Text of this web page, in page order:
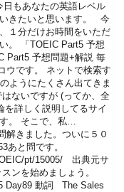
もあなたの英語レベル
きたいと思います。 今
１分だけお時間をいただ
。 「TOEIC Part5 予想
Part5 予想問題+解説 毎
ウです。 ネットで検索す
ようにたくさん出てきま
ないですが (ってか、全
を詳しく説明してるサイ
。 そこで、私…
きました。ついに５０
あと問です。
pt/15005/ 出典元サ
スンを始めましょう。
Day89 動詞 The Sales